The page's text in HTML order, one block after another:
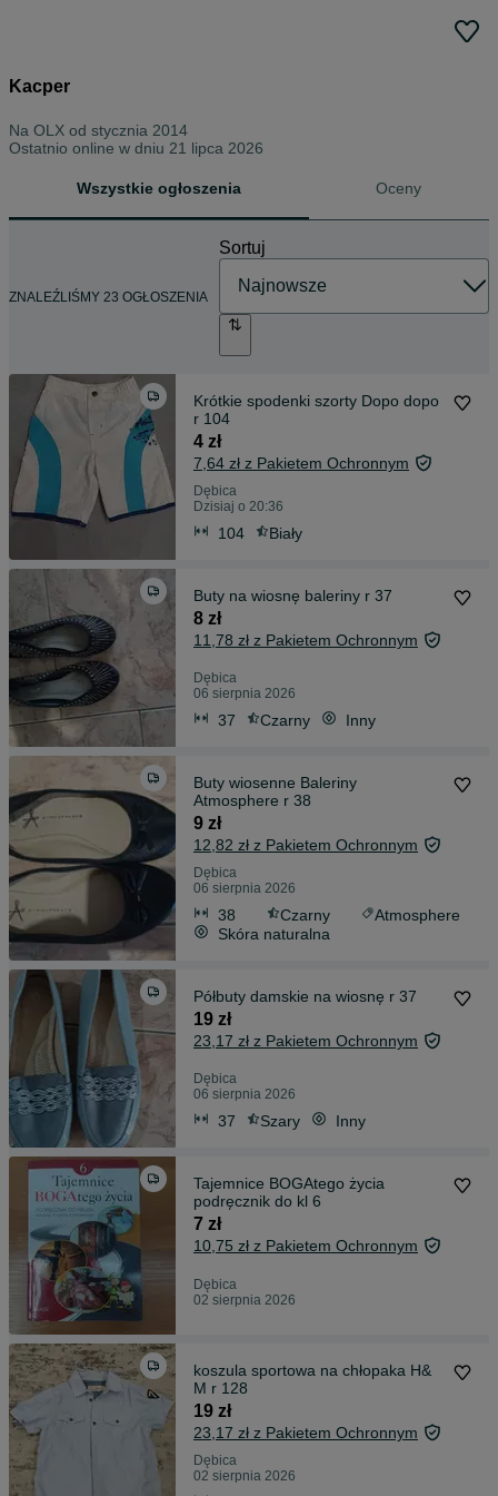
Kacper
Na OLX od stycznia 2014
Ostatnio online w dniu 21 lipca 2026
Wszystkie ogłoszenia Oceny
ZNALEŹLIŚMY 23 OGŁOSZENIA
Sortuj
Krótkie spodenki szorty Dopo dopo
r 104
4 zł
7,64 zł z Pakietem Ochronnym
Dębica
Dzisiaj o 20:36
104 Biały
Buty na wiosnę baleriny r 37
8 zł
11,78 zł z Pakietem Ochronnym
Dębica
06 sierpnia 2026
37 Czarny Inny
Buty wiosenne Baleriny
Atmosphere r 38
9 zł
12,82 zł z Pakietem Ochronnym
Dębica
06 sierpnia 2026
38 Czarny
Atmosphere
Skóra naturalna
Półbuty damskie na wiosnę r 37
19 zł
23,17 zł z Pakietem Ochronnym
Dębica
06 sierpnia 2026
37 Szary Inny
Tajemnice BOGAtego życia
podręcznik do kl 6
7 zł
10,75 zł z Pakietem Ochronnym
Dębica
02 sierpnia 2026
koszula sportowa na chłopaka H&
M r 128
19 zł
23,17 zł z Pakietem Ochronnym
Dębica
02 sierpnia 2026